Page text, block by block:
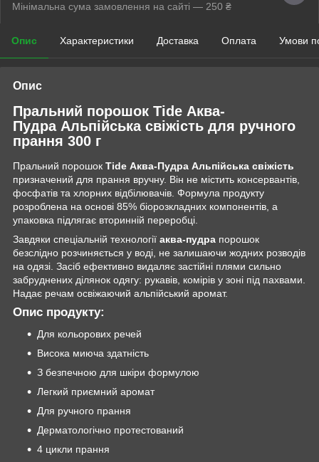
Мінімальна сума замовлення на сайті — 250 ₴
Опис Характеристики Доставка Оплата Умови
Опис
Пральний порошок Tide Аква-
Пудра Альпійська cвіжість для ручного
прання 300 г
Пральний порошок Tide Аква-Пудра Альпійська свіжість
призначений для прання вручну. Він не містить консервантів,
фосфатів та хлорних відбілювачів. Формула продукту
розроблена на основі 85% біорозкладних компонентів, а
упаковка підлягає вторинній переробці.
Завдяки спеціальній технології аква-пудра порошок
безслідно розчиняється у воді, не залишаючи жодних розводів
на одязі. Засіб ефективно видаляє застійні плями сильно
забруднених ділянок одягу: рукавів, комірів у зоні під пахвами.
Надає речам освіжаючий альпійський аромат.
Опис продукту:
Для кольорових речей
Висока миюча здатність
З безпечною для шкіри формулою
Легкий приємний аромат
Для ручного прання
Дерматологічно протестований
4 цикли прання